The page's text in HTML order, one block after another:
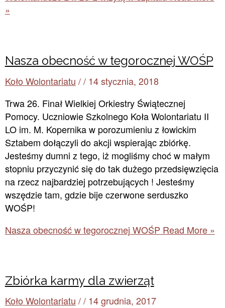
»
Nasza obecność w tegorocznej WOŚP
Koło Wolontariatu // 14 stycznia, 2018
Trwa 26. Finał Wielkiej Orkiestry Świątecznej
Pomocy. Uczniowie Szkolnego Koła Wolontariatu II
LO im. M. Kopernika w porozumieniu z łowickim
Sztabem dołączyli do akcji wspierając zbiórkę.
Jesteśmy dumni z tego, iż mogliśmy choć w małym
stopniu przyczynić się do tak dużego przedsięwzięcia
na rzecz najbardziej potrzebujących ! Jesteśmy
wszędzie tam, gdzie bije czerwone serduszko
WOŚP!
Nasza obecność w tegorocznej WOŚP Read More »
Zbiórka karmy dla zwierząt
Koło Wolontariatu // 14 grudnia, 2017